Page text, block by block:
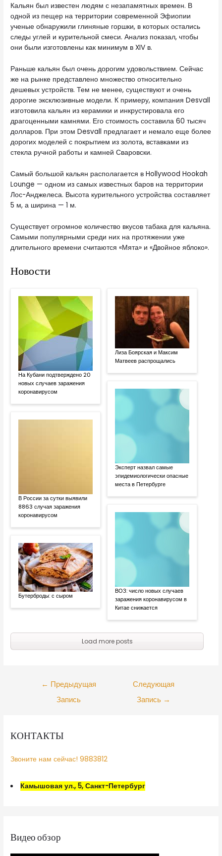
Кальян был известен людям с незапамятных времен. В
одной из пещер на территории современной Эфиопии
ученые обнаружили глиняные горшки, в которых остались
следы углей и курительной смеси. Анализ показал, чтобы
они были изготовлены как минимум в XIV в.
Раньше кальян был очень дорогим удовольствием. Сейчас
же на рынке представлено множество относительно
дешевых устройств. Тем не менее, существуют и очень
дорогие эксклюзивные модели. К примеру, компания Desvall
изготовила кальян из керамики и инкрустировала его
драгоценными камнями. Его стоимость составила 60 тысяч
долларов. При этом Desvall предлагает и немало еще более
дорогих моделей с покрытием из золота, вставками из
стекла ручной работы и камней Сваровски.
Самый большой кальян располагается в Hollywood Hookah
Lounge — одном из самых известных баров на территории
Лос-Анджелеса. Высота курительного устройства составляет
5 м, а ширина — 1 м.
Существует огромное количество вкусов табака для кальяна.
Самыми популярными среди них на протяжении уже
длительного времени считаются «Мята» и «Двойное яблоко».
Новости
На Кубани подтверждено 20
новых случаев заражения
коронавирусом
В России за сутки выявили
8863 случая заражения
коронавирусом
Бутерброды: с сыром
Лиза Боярская и Максим
Матвеев распрощались
Эксперт назвал самые
эпидемиологически опасные
места в Петербурге
ВОЗ: число новых случаев
заражения коронавирусом в
Китае снижается
Load more posts
← Предыдущая
Запись
Следующая
Запись →
КОНТАКТЫ
Звоните нам сейчас! 9883812
Камышовая ул., 5, Санкт-Петербург
Видео обзор